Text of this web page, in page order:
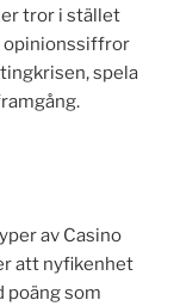
tror i stället
opinionssiffror
spela
av Casino
att nyfikenhet
poäng som